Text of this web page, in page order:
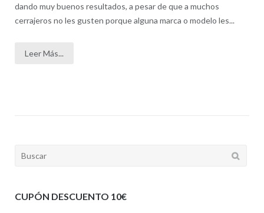
dando muy buenos resultados, a pesar de que a muchos
cerrajeros no les gusten porque alguna marca o modelo les...
Leer Más...
Buscar:
CUPÓN DESCUENTO 10€